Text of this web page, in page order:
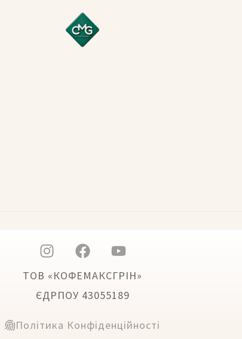
ТОВ «КОФЕМАКСГРІН»
ЄДРПОУ 43055189
Політика Конфіденційності